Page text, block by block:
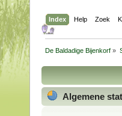
Index Help Zoek
De Baldadige Bijenkorf »
Algemene